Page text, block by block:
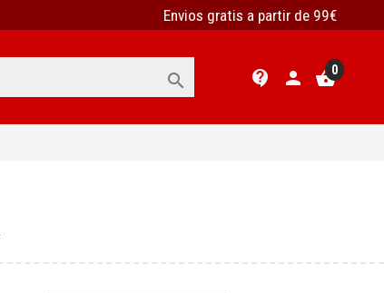
Envios gratis a partir de 99€
 contact_support person shopping_basket0